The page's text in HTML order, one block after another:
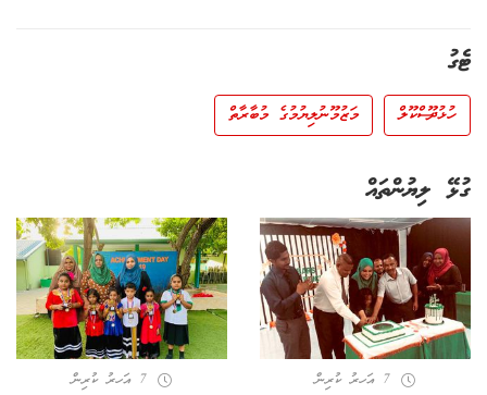
ޓެގު
ހުޅުދޫ ސްކޫލް މަޒުމޫނުލިޔުމުގެ މުބާރާތް
ގުޅޭ ލިޔުންތައް
7 އަހރު ކުރިން 7 އަހރު ކުރިން